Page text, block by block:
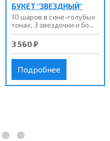
БУКЕТ "ЗВЕЗДНЫЙ"
10 шаров в сине-голубых
тонах, 3 звездочки и бо...
3 560 ₽
Подробнее